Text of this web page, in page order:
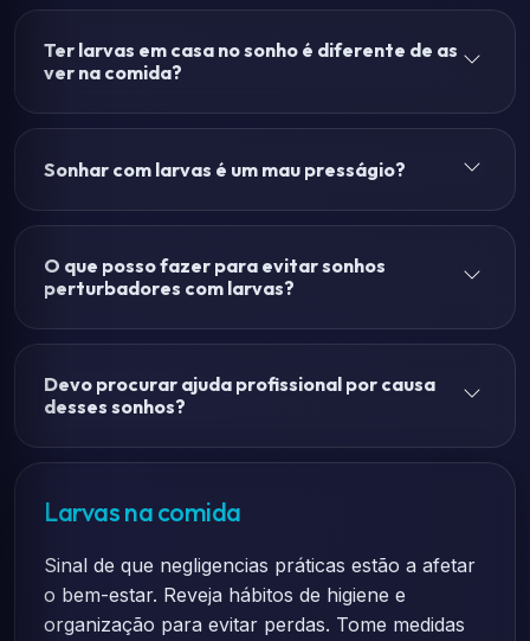
Ter larvas em casa no sonho é diferente de as
ver na comida?
Sonhar com larvas é um mau presságio?
O que posso fazer para evitar sonhos
perturbadores com larvas?
Devo procurar ajuda profissional por causa
desses sonhos?
Larvas na comida
Sinal de que negligencias práticas estão a afetar
o bem-estar. Reveja hábitos de higiene e
organização para evitar perdas. Tome medidas